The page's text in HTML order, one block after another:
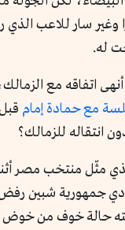
وغير سار للاعب الذي
له.
اتفاقه مع
مع حمادة إمام
انتقاله للزمالك؟
مثّل منتخب مصر
جمهورية شبين رفض
حالة خوف من خوض